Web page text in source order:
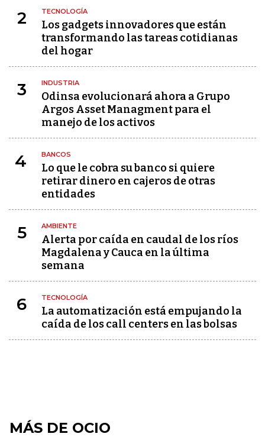
2 TECNOLOGÍA
Los gadgets innovadores que están
transformando las tareas cotidianas
del hogar
3 INDUSTRIA
Odinsa evolucionará ahora a Grupo
Argos Asset Managment para el
manejo de los activos
4 BANCOS
Lo que le cobra su banco si quiere
retirar dinero en cajeros de otras
entidades
5 AMBIENTE
Alerta por caída en caudal de los ríos
Magdalena y Cauca en la última
semana
6 TECNOLOGÍA
La automatización está empujando la
caída de los call centers en las bolsas
MÁS DE OCIO